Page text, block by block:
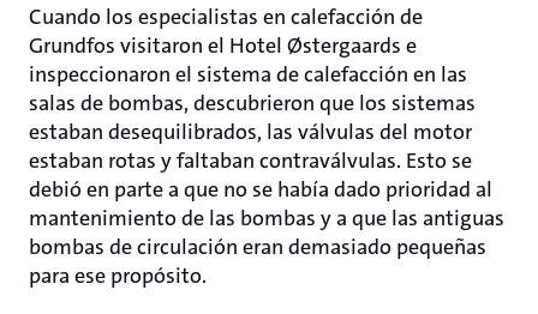
Cuando los especialistas en calefacción de
Grundfos visitaron el Hotel Østergaards e
inspeccionaron el sistema de calefacción en las
salas de bombas, descubrieron que los sistemas
estaban desequilibrados, las válvulas del motor
estaban rotas y faltaban contraválvulas. Esto se
debió en parte a que no se había dado prioridad al
mantenimiento de las bombas y a que las antiguas
bombas de circulación eran demasiado pequeñas
para ese propósito.